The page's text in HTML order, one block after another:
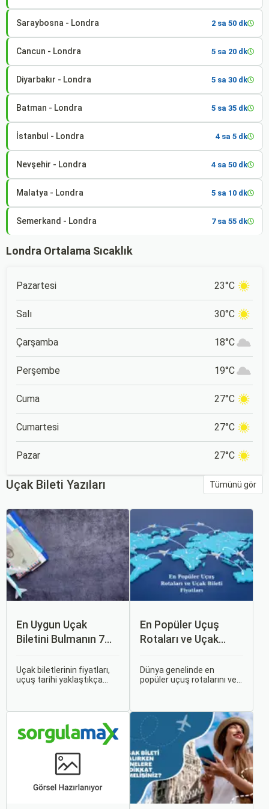
Saraybosna - Londra 2 sa 50 dk
Cancun - Londra 5 sa 20 dk
Diyarbakır - Londra 5 sa 30 dk
Batman - Londra 5 sa 35 dk
İstanbul - Londra 4 sa 5 dk
Nevşehir - Londra 4 sa 50 dk
Malatya - Londra 5 sa 10 dk
Semerkand - Londra 7 sa 55 dk
Londra Ortalama Sıcaklık
Pazartesi 23°C
Salı 30°C
Çarşamba 18°C
Perşembe 19°C
Cuma 27°C
Cumartesi 27°C
Pazar 27°C
Uçak Bileti Yazıları Tümünü gör
En Uygun Uçak
Biletini Bulmanın 7
Uçak biletlerinin fiyatları,
uçuş tarihi yaklaştıkça
yollarından biridir.
En Popüler Uçuş
Rotaları ve Uçak
Dünya genelinde en
popüler uçuş rotalarını ve
kapsamlı bir konudur. En
popüler rotalar, çeşitli
faktörlere bağlı olarak
değişebilir; bunlar arasında
ekonomik durumlar, turizm
trendleri ve uluslararası
ilişkiler bulunmaktadır.